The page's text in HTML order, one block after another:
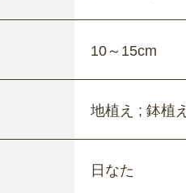
10～15cm
地植え ; 鉢植え
日なた